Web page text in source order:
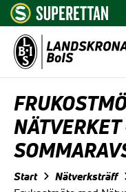
NÄTVERKET
Start Nätverksträff